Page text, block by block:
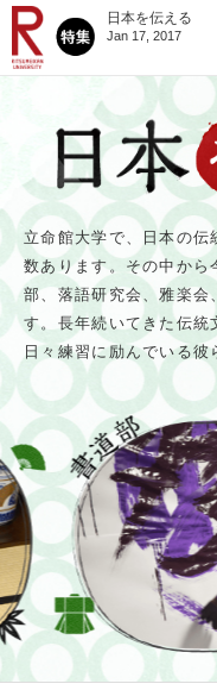
日本を伝える
Jan 17, 2017
立命館大学で、日本の伝
数あります。その中から
部、落語研究会、雅楽会
す。 長年続いてきた伝統
日々練習に励んでいる彼